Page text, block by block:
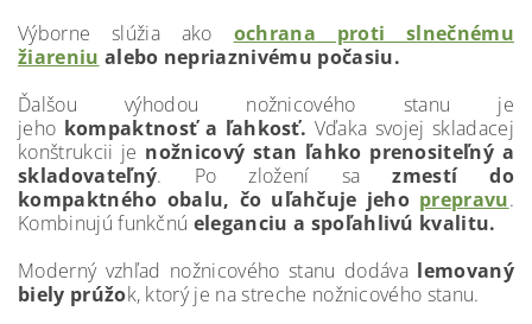
Výborne slúžia ako ochrana proti slnečnému
žiareniu alebo nepriaznivému počasiu.
Ďalšou výhodou nožnicového stanu je
jeho kompaktnosť a ľahkosť. Vďaka svojej skladacej
konštrukcii je nožnicový stan ľahko prenositeľný a
skladovateľný. Po zložení sazmestí do
kompaktného obalu, čo uľahčuje jeho prepravu.
Kombinujú funkčnú eleganciu a spoľahlivú kvalitu.
Moderný vzhľad nožnicového stanu dodáva lemovaný
biely prúžok, ktorý je na streche nožnicového stanu.